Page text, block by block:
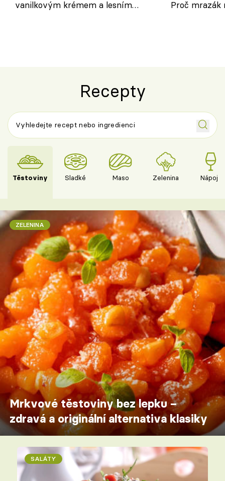
vanilkovým krémem a lesním
Proč
Recepty
Těstoviny Sladké Maso Zelenina Nápoje
ZELENINA
Mrkvové těstoviny bez lepku –
zdravá a originální alternativa klasiky
SALÁTY